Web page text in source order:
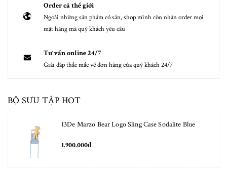
Order cả thế giới
Ngoài những sản phẩm có sẵn, shop mình còn nhận order mọi
mặt hàng mà quý khách yêu cầu
Tư vấn online 24/7
Giải đáp thắc mắc về đơn hàng của quý khách 24/7
BỘ SƯU TẬP HOT
13De Marzo Bear Logo Sling Case Sodalite Blue
1.900.000₫